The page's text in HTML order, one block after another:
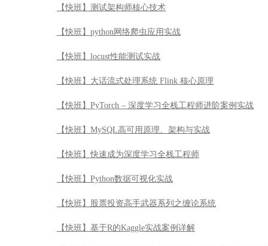
【快班】测试架构师核心技术
【快班】python网络爬虫应用实战
【快班】locust性能测试实战
【快班】大话流式处理系统 Flink 核心原理
【快班】PyTorch – 深度学习全栈工程师进阶案例实战
【快班】MySQL高可用原理、架构与实战
【快班】快速成为深度学习全栈工程师
【快班】Python数据可视化实战
【快班】股票投资高手武器系列之缠论系统
【快班】基于R的Kaggle实战案例详解